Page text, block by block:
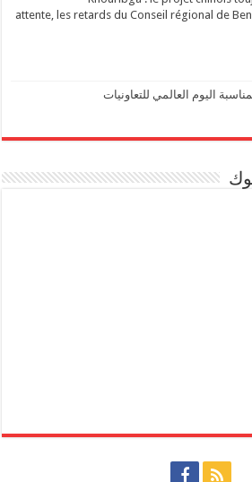
attente, les retards du Conseil régional de
اليوم العالمي للتعاونيات